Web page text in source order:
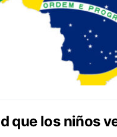
que los niños